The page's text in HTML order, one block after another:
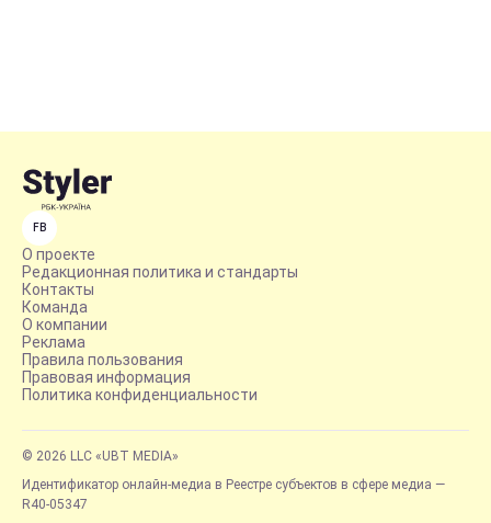
FB
О проекте
Редакционная политика и стандарты
Контакты
Команда
О компании
Реклама
Правила пользования
Правовая информация
Политика конфиденциальности
© 2026 LLC «UBT MEDIA»
Идентификатор онлайн-медиа в Реестре субъектов в сфере медиа —
R40-05347